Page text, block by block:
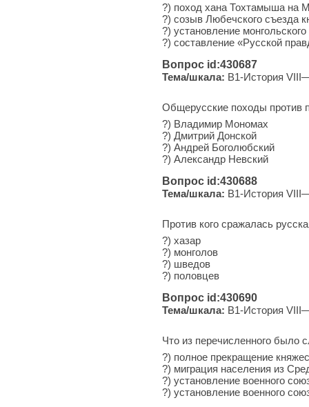
?) поход хана Тох­та­мы­ша на
?) созыв Лю­беч­ско­го съез­да
?) уста­нов­ле­ние
?) со­став­ле­ние «Русской
Вопрос id:430687
Тема/шкала: B1-История
Общерусские походы против
?) Владимир Мономах
?) Дмитрий Донской
?) Андрей Боголюбский
?) Александр Невский
Вопрос id:430688
Тема/шкала: B1-История
Против кого сражалась
?) хазар
?) монголов
?) шведов
?) половцев
Вопрос id:430690
Тема/шкала: B1-История
Что из перечисленного было
?) полное прекращение
?) миграция населения из
?) установление военного
?) установление военного